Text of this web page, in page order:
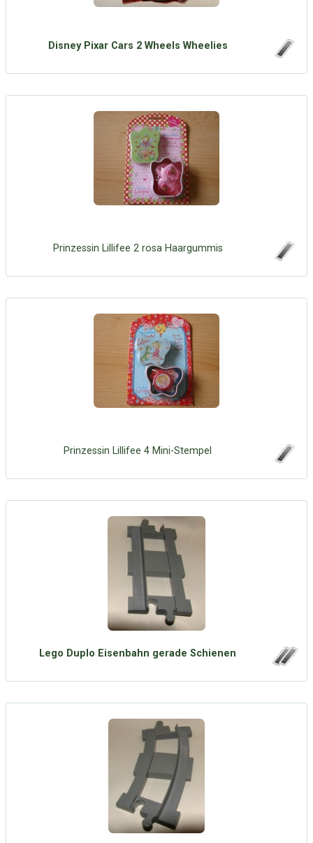
Disney Pixar Cars 2 Wheels Wheelies
Prinzessin Lillifee 2 rosa Haargummis
Prinzessin Lillifee 4 Mini-Stempel
Lego Duplo Eisenbahn gerade Schienen